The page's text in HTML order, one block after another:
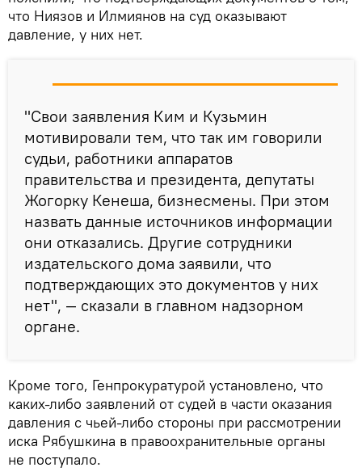
что Ниязов и Илмиянов на суд оказывают
давление, у них нет.
"Свои заявления Ким и Кузьмин
мотивировали тем, что так им говорили
судьи, работники аппаратов
правительства и президента, депутаты
Жогорку Кенеша, бизнесмены. При этом
назвать данные источников информации
они отказались. Другие сотрудники
издательского дома заявили, что
подтверждающих это документов у них
нет", — сказали в главном надзорном
органе.
Кроме того, Генпрокуратурой установлено, что
каких-либо заявлений от судей в части оказания
давления с чьей-либо стороны при рассмотрении
иска Рябушкина в правоохранительные органы
не поступало.